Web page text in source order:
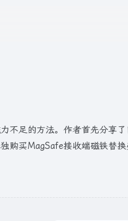
不足的方法。作者首先分享
购买MagSafe接收端磁铁